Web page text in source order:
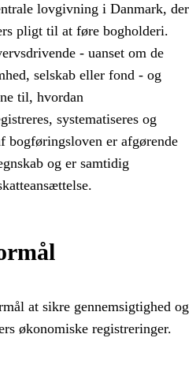
lovgivning i Danmark, der
pligt til at føre bogholderi.
- uanset om de
selskab eller fond - og
til, hvordan
systematiseres og
bogføringsloven er afgørende
og er samtidig
at sikre gennemsigtighed og
økonomiske registreringer.